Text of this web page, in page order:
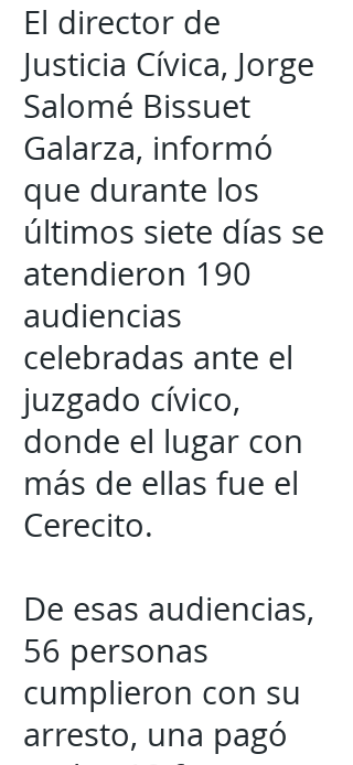
El director de
Justicia Cívica, Jorge
Salomé Bissuet
Galarza, informó
que durante los
últimos siete días se
atendieron 190
audiencias
celebradas ante el
juzgado cívico,
donde el lugar con
más de ellas fue el
Cerecito.
De esas audiencias,
56 personas
cumplieron con su
arresto, una pagó